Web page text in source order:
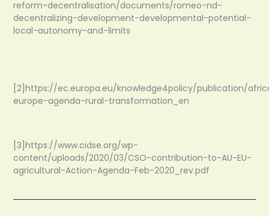
reform-decentralisation/documents/romeo-nd-
decentralizing-development-developmental-potential-
local-autonomy-and-limits
[2]https://ec.europa.eu/knowledge4policy/publication/
europe-agenda-rural-transformation_en
[3]https://www.cidse.org/wp-
content/uploads/2020/03/CSO-contribution-to-AU-EU-
agricultural-Action-Agenda-Feb-2020_rev.pdf